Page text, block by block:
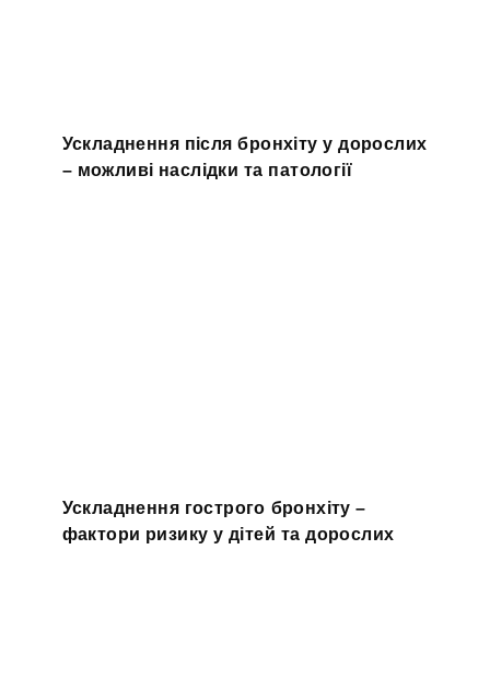
Ускладнення після бронхіту у дорослих
– можливі наслідки та патології
Ускладнення гострого бронхіту –
фактори ризику у дітей та дорослих